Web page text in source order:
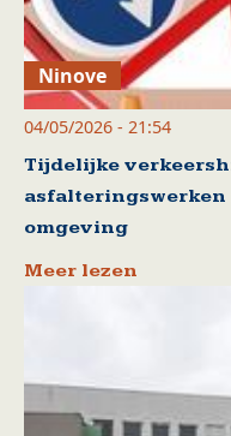
Ninove
04/05/2026 - 21:54
Tijdelijke
asfalteringswerken
omgeving
Meer lezen